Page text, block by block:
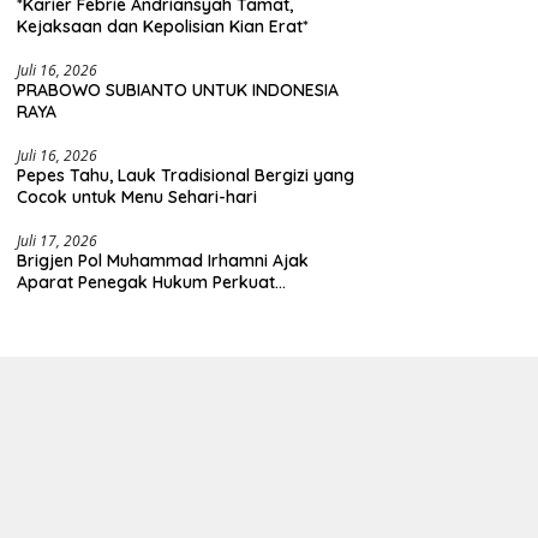
*Karier Febrie Andriansyah Tamat,
Kejaksaan dan Kepolisian Kian Erat*
Juli 16, 2026
PRABOWO SUBIANTO UNTUK INDONESIA
RAYA
Juli 16, 2026
Pepes Tahu, Lauk Tradisional Bergizi yang
Cocok untuk Menu Sehari-hari
Juli 17, 2026
Brigjen Pol Muhammad Irhamni Ajak
Aparat Penegak Hukum Perkuat